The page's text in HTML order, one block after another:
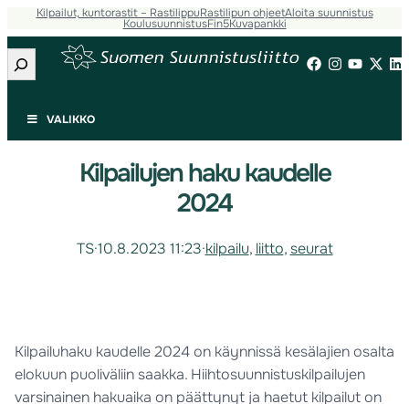
Kilpailut, kuntorastit – RastilippuRastilipun ohjeetAloita suunnistus
KoulusuunnistusFin5Kuvapankki
Etsi
VALIKKO
Kilpailujen haku kaudelle
2024
TS·10.8.2023 11:23·kilpailu, liitto, seurat
Kilpailuhaku kaudelle 2024 on käynnissä kesälajien osalta
elokuun puoliväliin saakka. Hiihtosuunnistuskilpailujen
varsinainen hakuaika on päättynyt ja haetut kilpailut on